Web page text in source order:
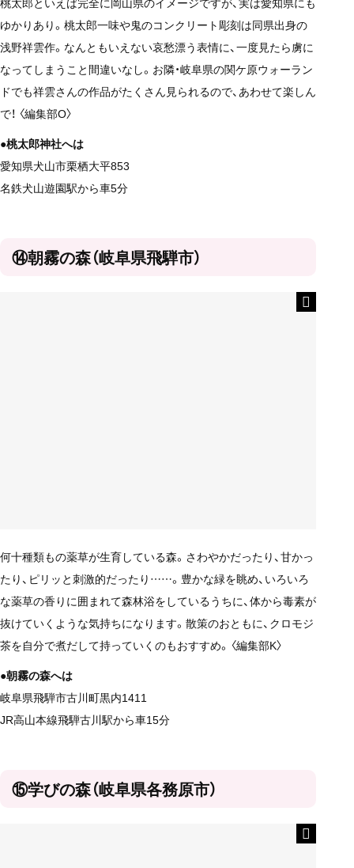
ゆかりあり。桃太郎一味や鬼のコンクリート彫刻は同県出身の
浅野祥雲作。なんともいえない哀愁漂う表情に、一度見たら虜に
なってしまうこと間違いなし。お隣・岐阜県の関ケ原ウォーラン
ドでも祥雲さんの作品がたくさん見られるので、あわせて楽しん
で！ 〈編集部O〉
●桃太郎神社へは
愛知県犬山市栗栖大平853
名鉄犬山遊園駅から車5分
⑭朝霧の森（岐阜県飛騨市）
何十種類もの薬草が生育している森。さわやかだったり、甘かっ
たり、ピリッと刺激的だったり……。豊かな緑を眺め、いろいろ
な薬草の香りに囲まれて森林浴をしているうちに、体から毒素が
抜けていくような気持ちになります。散策のおともに、クロモジ
茶を自分で煮だして持っていくのもおすすめ。〈編集部K〉
●朝霧の森へは
岐阜県飛騨市古川町黒内1411
JR高山本線飛騨古川駅から車15分
⑮学びの森（岐阜県各務原市）